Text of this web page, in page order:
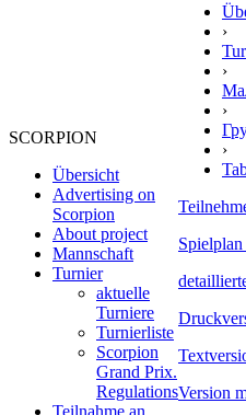
SCORPION
Übersicht
Advertising on
Scorpion
About project
Mannschaft
Turnier
aktuelle
Turniere
Turnierliste
Scorpion
Grand Prix.
Regulations
Teilnahme an
›
›
›
›
Version